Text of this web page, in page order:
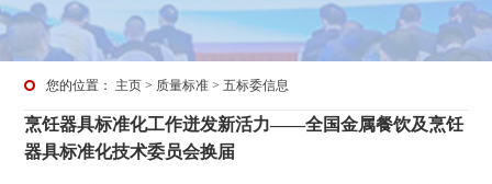
您的位置： 主页 > 质量标准 >五标委信息
烹饪器具标准化工作迸发新活力——全国金属餐饮及烹饪
器具标准化技术委员会换届